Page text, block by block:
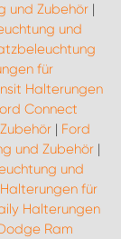
und Zubehör|
und
für
Halterungen
Connect
| Ford
und Zubehör|
und
für
Halterungen
Ram